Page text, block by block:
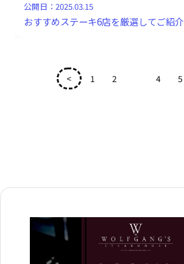
公開日：2025.03.15
おすすめステーキ6店を厳選してご紹介
< 1 2 4 5
広告